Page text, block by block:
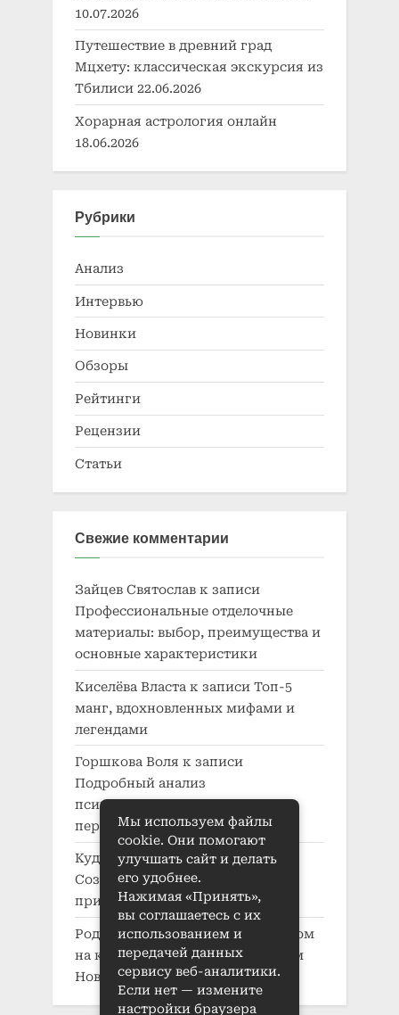
10.07.2026
Путешествие в древний град
Мцхету: классическая экскурсия из
Тбилиси 22.06.2026
Хорарная астрология онлайн
18.06.2026
Рубрики
Анализ
Интервью
Новинки
Обзоры
Рейтинги
Рецензии
Статьи
Свежие комментарии
Зайцев Святослав к записи
Профессиональные отделочные
материалы: выбор, преимущества и
основные характеристики
Киселёва Власта к записи Топ-5
манг, вдохновленных мифами и
легендами
Горшкова Воля к записи
Подробный анализ
психологического развития
персонажей в манге
Кудряшов Кузьмак записи
Создание характера в манге:
принципы и приемы
Родионова Беатак записи
Автодом
на колесах: где купить в Нижнем
Новгороде
Мы используем файлы
cookie. Они помогают
улучшать сайт и делать
его удобнее.
Нажимая «Принять»,
вы соглашаетесь с их
использованием и
передачей данных
сервису веб-аналитики.
Если нет — измените
настройки браузера